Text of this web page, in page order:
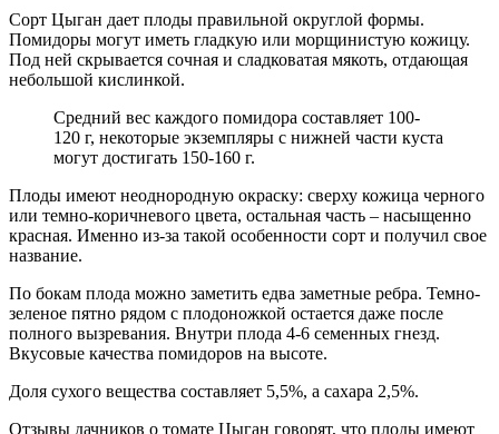
Сорт Цыган дает плоды правильной округлой формы.
Помидоры могут иметь гладкую или морщинистую кожицу.
Под ней скрывается сочная и сладковатая мякоть, отдающая
небольшой кислинкой.
Средний вес каждого помидора составляет 100-
120 г, некоторые экземпляры с нижней части куста
могут достигать 150-160 г.
Плоды имеют неоднородную окраску: сверху кожица черного
или темно-коричневого цвета, остальная часть – насыщенно
красная. Именно из-за такой особенности сорт и получил свое
название.
По бокам плода можно заметить едва заметные ребра. Темно-
зеленое пятно рядом с плодоножкой остается даже после
полного вызревания. Внутри плода 4-6 семенных гнезд.
Вкусовые качества помидоров на высоте.
Доля сухого вещества составляет 5,5%, а сахара 2,5%.
Отзывы дачников о томате Цыган говорят, что плоды имеют